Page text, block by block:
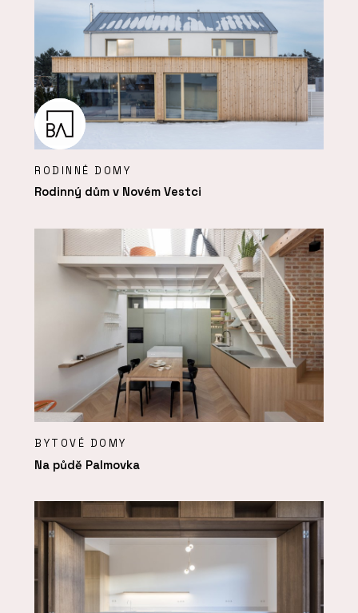
RODINNÉ DOMY
Rodinný dům v Novém Vestci
BYTOVÉ DOMY
Na půdě Palmovka